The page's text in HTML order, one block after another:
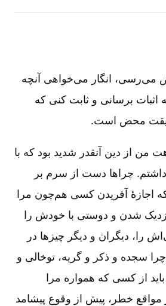
می‌رسی، انگار می‌خواهی آنچه‌
اثبات برسانی و ثابت کنی که
محض است.
من از دین آنقدر شدید بود که با
چراها دست از سرم بر
اجازۀ آفریدن کسی هم‌چون مرا
نزدیک شدن و دوستی با خودش را
را، دیگران و دیگر چیزها در
چرا سجده و ذکر و گریه، توخالی و
از کسی که همواره مرا
مواقع خطر، پیش از وقوع پیشامد